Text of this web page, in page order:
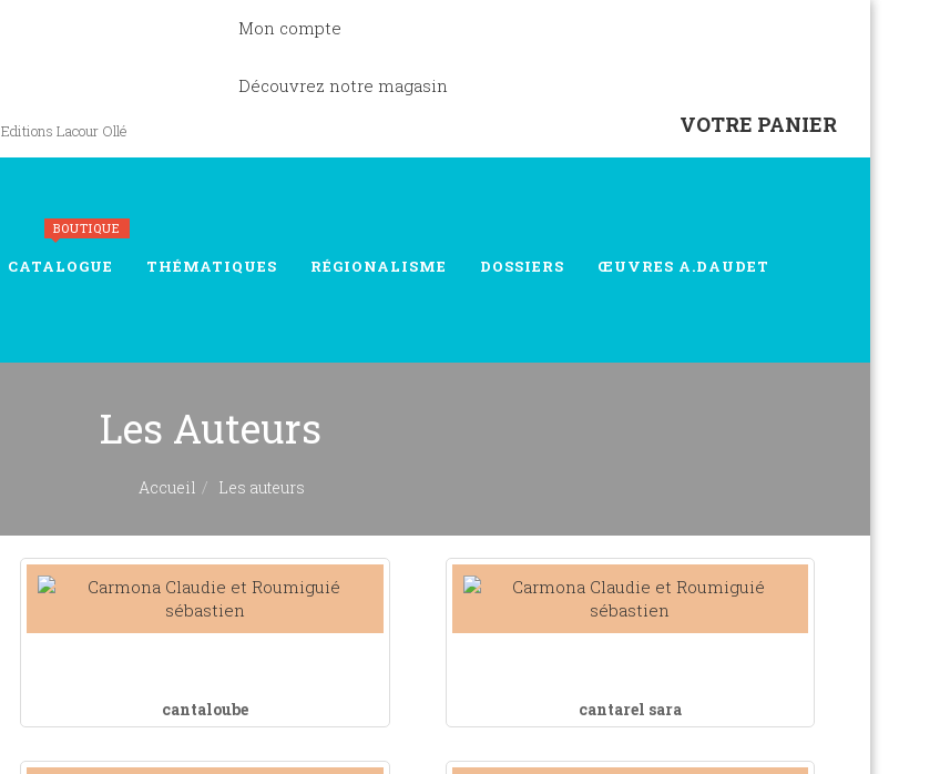
Mon compte
Découvrez notre magasin
Editions Lacour Ollé VOTRE PANIER
CATALOGUE
BOUTIQUE
THÉMATIQUES RÉGIONALISME DOSSIERS ŒUVRES A.DAUDET
Les Auteurs
Accueil Les auteurs
cantaloube cantarel sara